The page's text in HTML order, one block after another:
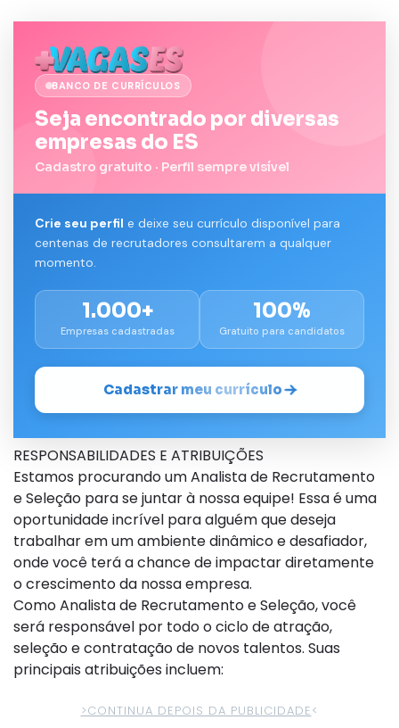
BANCO DE CURRÍCULOS
Seja encontrado por diversas
empresas do ES
Cadastro gratuito · Perfil sempre visível
Crie seu perfil e deixe seu currículo disponível para
centenas de recrutadores consultarem a qualquer
momento.
1.000+
Empresas cadastradas
100%
Gratuito para candidatos
Cadastrar meu currículo
RESPONSABILIDADES E ATRIBUIÇÕES
Estamos procurando um Analista de Recrutamento
e Seleção para se juntar à nossa equipe! Essa é uma
oportunidade incrível para alguém que deseja
trabalhar em um ambiente dinâmico e desafiador,
onde você terá a chance de impactar diretamente
o crescimento da nossa empresa.
Como Analista de Recrutamento e Seleção, você
será responsável por todo o ciclo de atração,
seleção e contratação de novos talentos. Suas
principais atribuições incluem:
>CONTINUA DEPOIS DA PUBLICIDADE<